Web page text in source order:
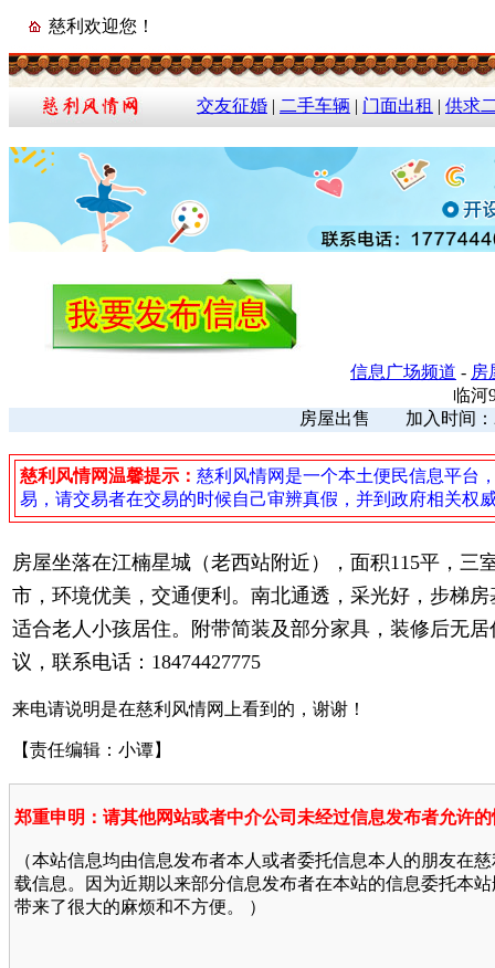
慈利欢迎您！
交友征婚 | 二手车辆 | 门面出租 | 供求
信息广场频道 - 房
临河
房屋出售 加入时间
慈利风情网温馨提示： 慈利风情网是一个本土便民信息平台
易，请交易者在交易的时候自己审辨真假，并到政府相关权
房屋坐落在江楠星城（老西站附近），面积115平，
市，环境优美，交通便利。南北通透，采光好，步梯
适合老人小孩居住。附带简装及部分家具，装修后无
议，联系电话：18474427775
来电请说明是在慈利风情网上看到的，谢谢！
【责任编辑：小谭】
郑重申明：请其他网站或者中介公司未经过信息发布者允许
（本站信息均由信息发布者本人或者委托信息本人的朋友在
载信息。因为近期以来部分信息发布者在本站的信息委托本
带来了很大的麻烦和不方便。 ）